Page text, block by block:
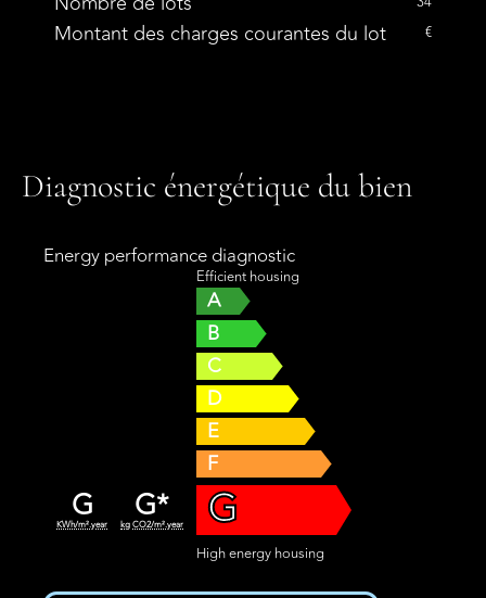
Montant des charges courantes du lot €
Diagnostic énergétique du bien
Energy performance diagnostic
G
KWh/m².year G*
kg CO2/m².year
Efficient housing
A
B
C
D
E
F
G
High energy housing